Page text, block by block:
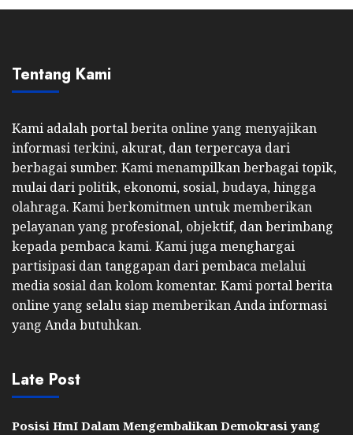
Tentang Kami
Kami adalah portal berita online yang menyajikan
informasi terkini, akurat, dan terpercaya dari
berbagai sumber. Kami menampilkan berbagai topik,
mulai dari politik, ekonomi, sosial, budaya, hingga
olahraga. Kami berkomitmen untuk memberikan
pelayanan yang profesional, objektif, dan berimbang
kepada pembaca kami. Kami juga menghargai
partisipasi dan tanggapan dari pembaca melalui
media sosial dan kolom komentar. Kami portal berita
online yang selalu siap memberikan Anda informasi
yang Anda butuhkan.
Late Post
Posisi HmI Dalam Mengembalikan Demokrasi yang